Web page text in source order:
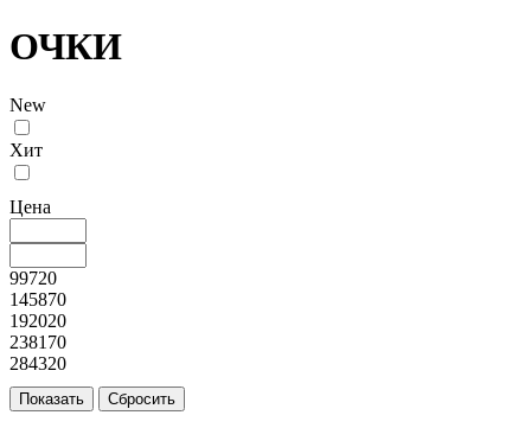
ОЧКИ
New
Хит
Цена
99720
145870
192020
238170
284320